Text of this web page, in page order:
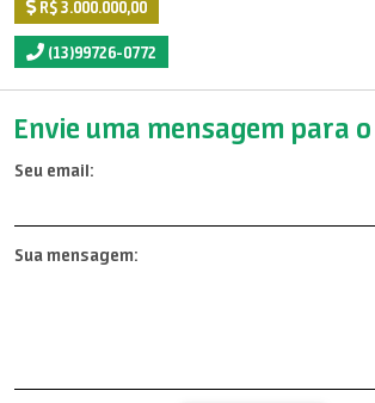
R$ 3.000.000,00
(13)99726-0772
Envie uma mensagem para
Seu email:
Sua mensagem: